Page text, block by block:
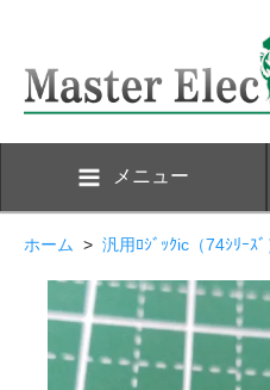
メニュー
ホーム > 汎用ﾛｼﾞｯｸic（74ｼﾘｰｽﾞ